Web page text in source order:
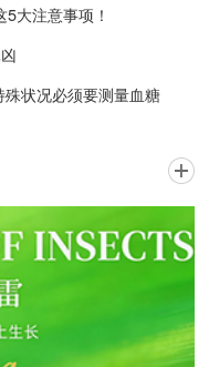
大注意事项！
状况必须要测量血糖